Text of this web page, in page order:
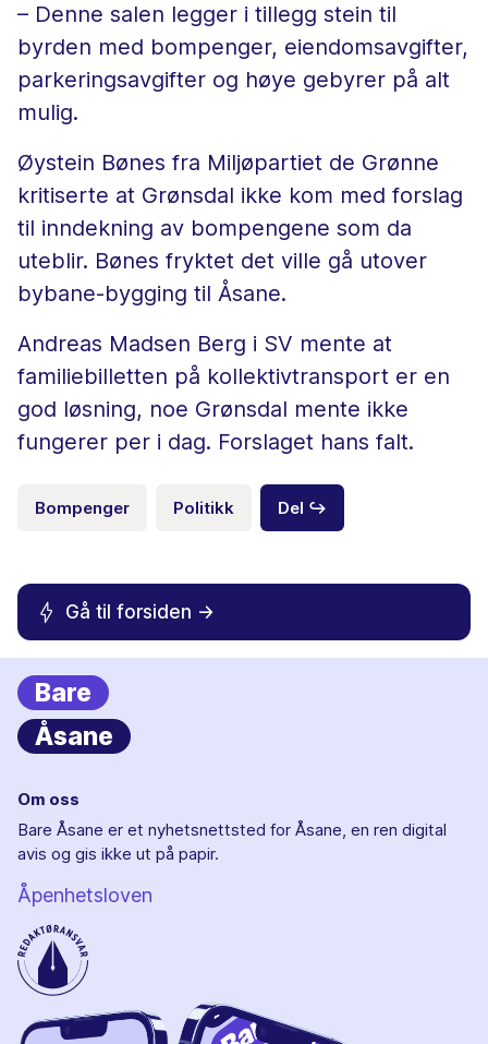
– Denne salen legger i tillegg stein til
byrden med bompenger, eiendomsavgifter,
parkeringsavgifter og høye gebyrer på alt
mulig.
Øystein Bønes fra Miljøpartiet de Grønne
kritiserte at Grønsdal ikke kom med forslag
til inndekning av bompengene som da
uteblir. Bønes fryktet det ville gå utover
bybane-bygging til Åsane.
Andreas Madsen Berg i SV mente at
familiebilletten på kollektivtransport er en
god løsning, noe Grønsdal mente ikke
fungerer per i dag. Forslaget hans falt.
Bompenger Politikk Del ↪
Gå til forsiden ->
Bare
Åsane
Om oss
Bare Åsane er et nyhetsnettsted for Åsane, en ren digital
avis og gis ikke ut på papir.
Åpenhetsloven